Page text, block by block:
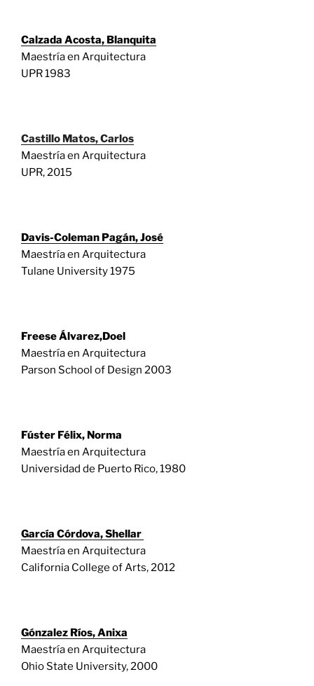
Calzada Acosta, Blanquita
Maestría en Arquitectura
UPR 1983
Castillo Matos, Carlos
Maestría en Arquitectura
UPR, 2015
Davis-Coleman Pagán, José
Maestría en Arquitectura
Tulane University 1975
Freese Álvarez,Doel
Maestría en Arquitectura
Parson School of Design 2003
Fúster Félix, Norma
Maestría en Arquitectura
Universidad de Puerto Rico, 1980
García Córdova, Shellar
Maestría en Arquitectura
California College of Arts, 2012
Gónzalez Ríos, Anixa
Maestría en Arquitectura
Ohio State University, 2000